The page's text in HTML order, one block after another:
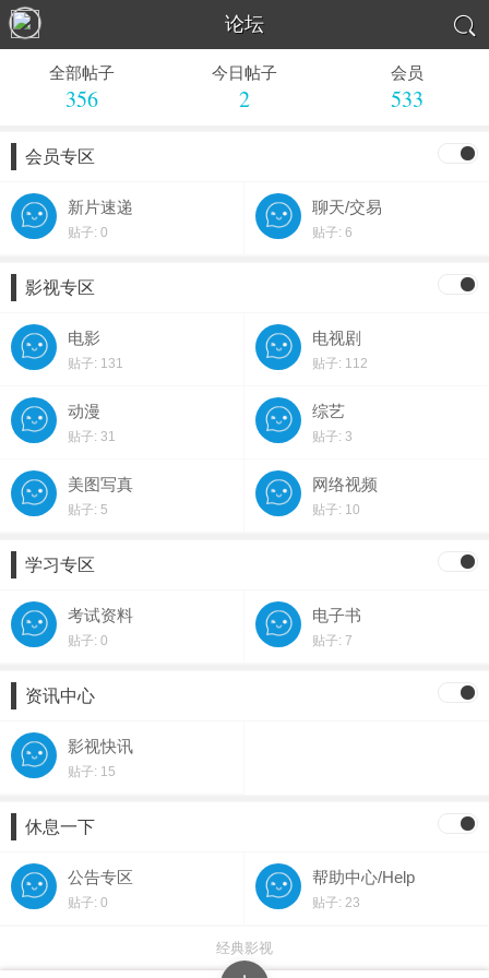
论坛 
全部帖子
356
今日帖子
2
会员
533
会员专区
新片速递
贴子: 0
聊天/交易
贴子: 6
影视专区
电影
贴子: 131
电视剧
贴子: 112
动漫
贴子: 31
综艺
贴子: 3
美图写真
贴子: 5
网络视频
贴子: 10
学习专区
考试资料
贴子: 0
电子书
贴子: 7
资讯中心
影视快讯
贴子: 15
休息一下
公告专区
贴子: 0
帮助中心/Help
贴子: 23
经典影视